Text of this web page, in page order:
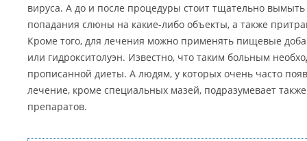
вируса. А до и после процедуры стоит тщательно вымыть
попадания слюны на какие-либо объекты, а также
Кроме того, для лечения можно применять пищевые
или гидрокситолуэн. Известно, что таким больным
прописанной диеты. А людям, у которых очень часто
лечение, кроме специальных мазей, подразумевает
препаратов.